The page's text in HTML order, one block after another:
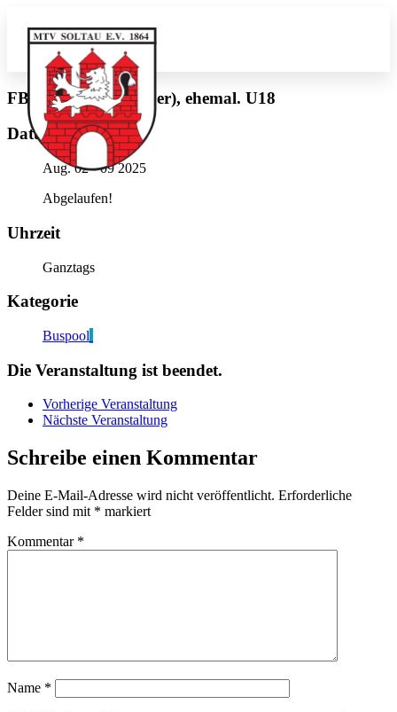
FB, HK-V-1864 (silber), ehemal. U18
Datum
Aug. 02 - 09 2025
Abgelaufen!
Uhrzeit
Ganztags
Kategorie
Buspool
Die Veranstaltung ist beendet.
Vorherige Veranstaltung
Nächste Veranstaltung
Schreibe einen Kommentar
Deine E-Mail-Adresse wird nicht veröffentlicht. Erforderliche
Felder sind mit * markiert
Kommentar *
Name *